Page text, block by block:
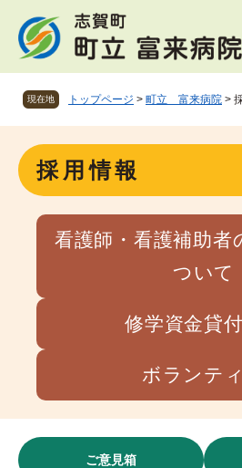
で
現在地 トップページ > 町立 富来病院 >
本
文
採用情報
看護師・看護補助者
ついて
修学資金貸
ボランテ
ご意見箱